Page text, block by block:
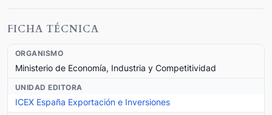
FICHA TÉCNICA
ORGANISMO
Ministerio de Economía, Industria y Competitividad
UNIDAD EDITORA
ICEX España Exportación e Inversiones